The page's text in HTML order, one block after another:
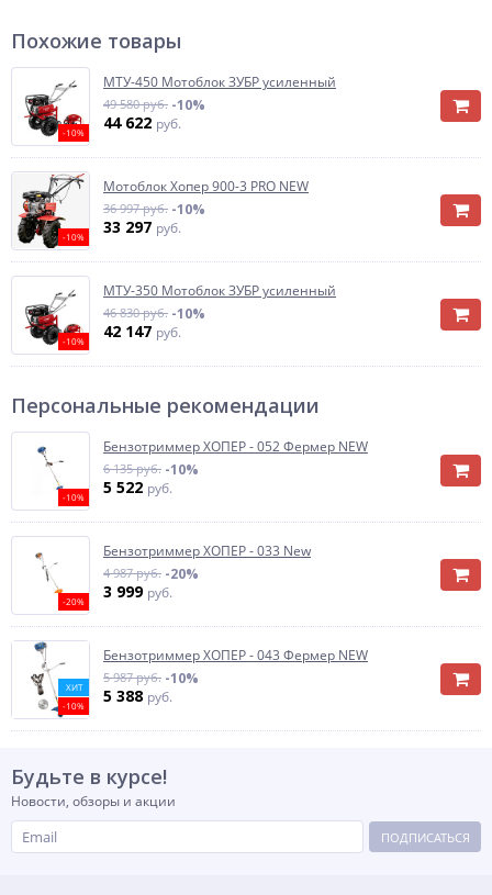
Похожие товары
-10%
МТУ-450 Мотоблок ЗУБР усиленный
49 580 руб. -10%
44 622 руб.
-10%
Мотоблок Хопер 900-3 PRO NEW
36 997 руб. -10%
33 297 руб.
-10%
МТУ-350 Мотоблок ЗУБР усиленный
46 830 руб. -10%
42 147 руб.
Персональные рекомендации
-10%
Бензотриммер ХОПЕР - 052 Фермер NEW
6 135 руб. -10%
5 522 руб.
-20%
Бензотриммер ХОПЕР - 033 New
4 987 руб. -20%
3 999 руб.
ХИТ
-10%
Бензотриммер ХОПЕР - 043 Фермер NEW
5 987 руб. -10%
5 388 руб.
Будьте в курсе!
Новости, обзоры и акции
ПОДПИСАТЬСЯ